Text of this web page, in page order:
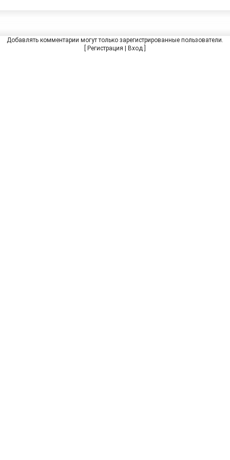
Добавлять комментарии могут только зарегистрированные пользователи.
Регистрация Вход